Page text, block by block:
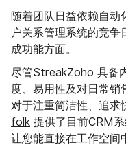
随着团队日益依赖自动
户关系管理系统的竞
成功能方面。
尽管StreakZoho 具备
度、易用性及对日常销
对于注重简洁性、追求
folk 提供了目前CRM
让您能直接在工作空间